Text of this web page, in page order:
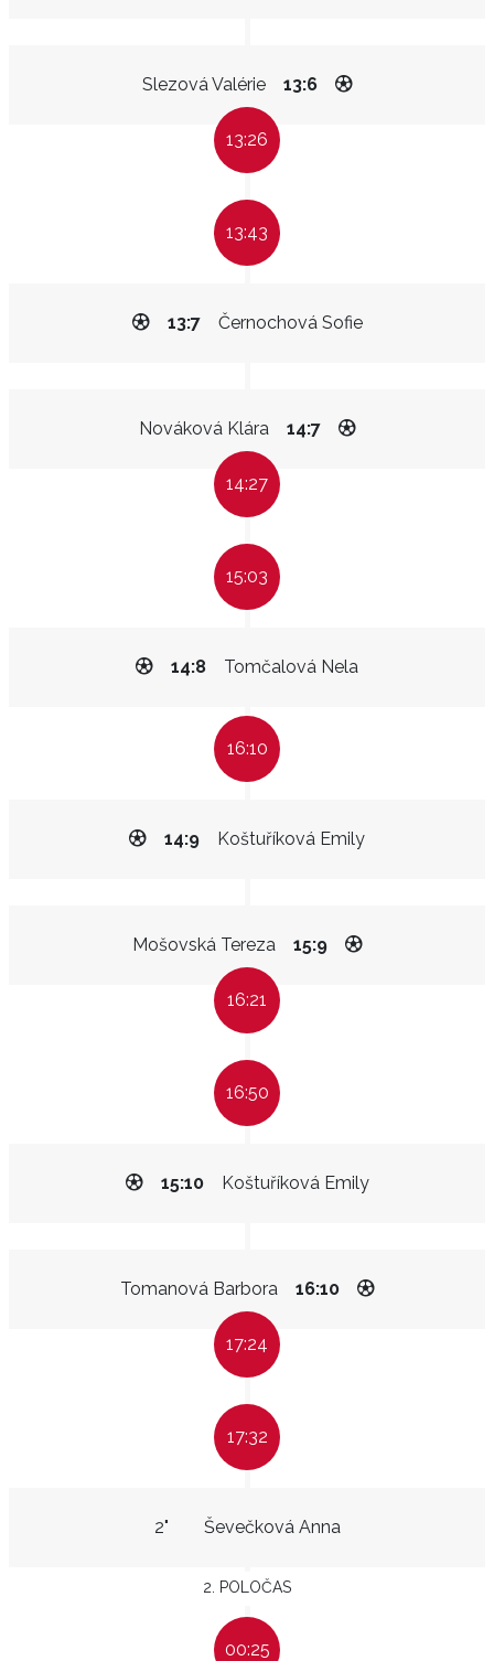
Slezová Valérie 13:6
13:26
13:43
Černochová Sofie
13:7
Nováková Klára 14:7
14:27
15:03
Tomčalová Nela
14:8
16:10
Koštuříková Emily
14:9
Mošovská Tereza 15:9
16:21
16:50
Koštuříková Emily
15:10
Tomanová Barbora 16:10
17:24
17:32
Ševečková Anna
2"
2. POLOČAS
00:25